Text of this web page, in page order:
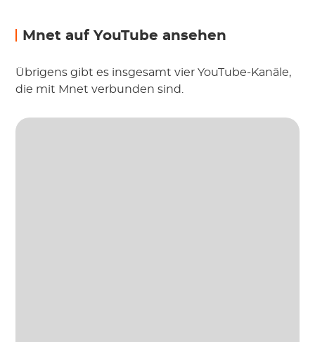
Mnet auf YouTube ansehen
Übrigens gibt es insgesamt vier YouTube-Kanäle,
die mit Mnet verbunden sind.